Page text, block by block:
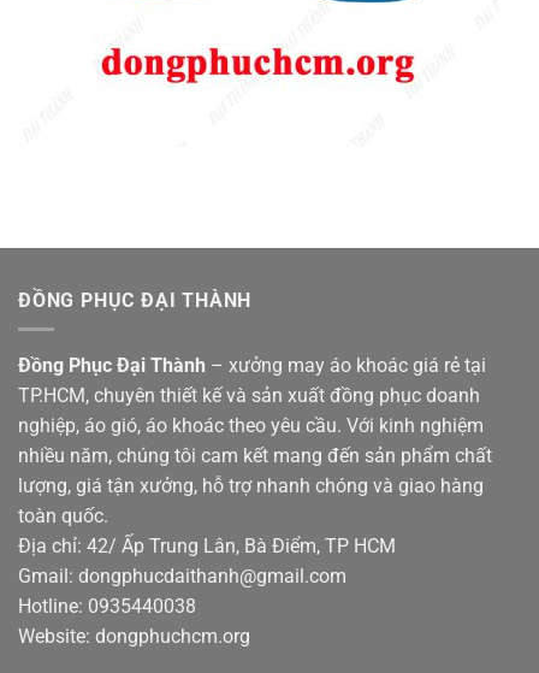
ĐỒNG PHỤC ĐẠI THÀNH
Đồng Phục Đại Thành – xưởng may áo khoác giá rẻ tại
TP.HCM, chuyên thiết kế và sản xuất đồng phục doanh
nghiệp, áo gió, áo khoác theo yêu cầu. Với kinh nghiệm
nhiều năm, chúng tôi cam kết mang đến sản phẩm chất
lượng, giá tận xưởng, hỗ trợ nhanh chóng và giao hàng
toàn quốc.
Địa chỉ: 42/ Ấp Trung Lân, Bà Điểm, TP HCM
Gmail: dongphucdaithanh@gmail.com
Hotline: 0935440038
Website: dongphuchcm.org